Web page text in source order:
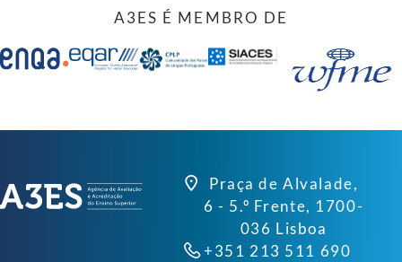
A3ES É MEMBRO DE
Praça de Alvalade,
6 - 5.º Frente, 1700-
036 Lisboa
+351 213 511 690